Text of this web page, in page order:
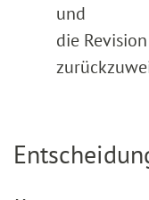
und
die